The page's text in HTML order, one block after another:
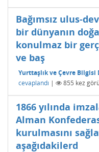
Bağımsız ulus-
bir dünyanın
konulmaz bir
ve baş
Yurttaşlık ve Çevre Bilgisi
cevaplandı | 855 kez
1866 yılında
Alman
kurulmasını
aşağıdakilerd